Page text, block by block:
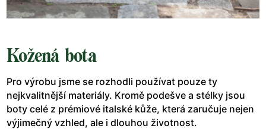
Kožená bota
Pro výrobu jsme se rozhodli používat pouze ty
nejkvalitnější materiály. Kromě podešve a stélky jsou
boty celé z prémiové italské kůže, která zaručuje nejen
výjimečný vzhled, ale i dlouhou životnost.